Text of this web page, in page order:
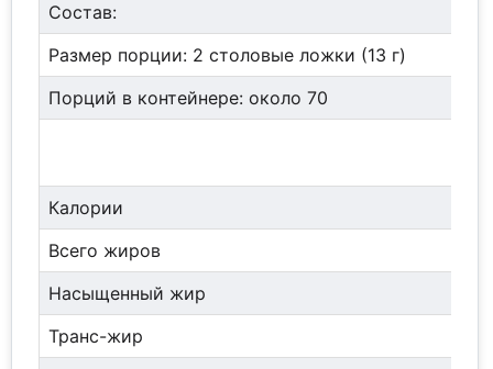
Состав:
Размер порции: 2 столовые ложки (13 г)
Порций в контейнере: около 70
Калории
Всего жиров
Насыщенный жир
Транс-жир